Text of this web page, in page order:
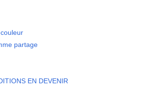
partage
EN DEVENIR